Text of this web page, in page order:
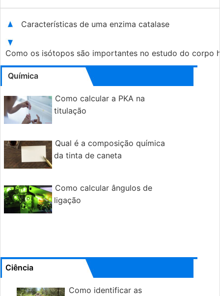
Características de uma enzima catalase
Como os isótopos são importantes no estudo do corpo
Química
Como calcular a PKA na
titulação
Qual é a composição química
da tinta de caneta
Como calcular ângulos de
ligação
Ciência
Como identificar as